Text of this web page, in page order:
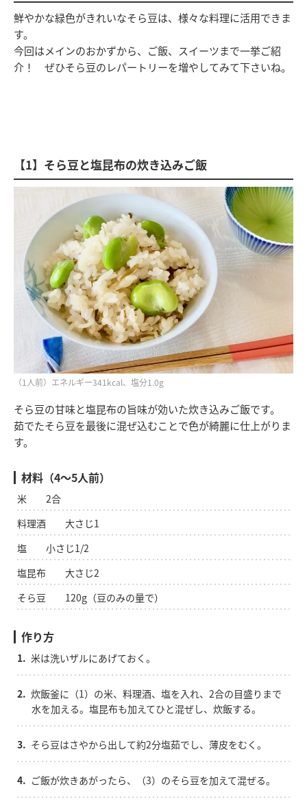
鮮やかな緑色がきれいなそら豆は、様々な料理に活用できま
す。
今回はメインのおかずから、ご飯、スイーツまで一挙ご紹
介！ ぜひそら豆のレパートリーを増やしてみて下さいね。
【1】そら豆と塩昆布の炊き込みご飯
（1人前）エネルギー341kcal、塩分1.0g
そら豆の甘味と塩昆布の旨味が効いた炊き込みご飯です。
茹でたそら豆を最後に混ぜ込むことで色が綺麗に仕上がりま
す。
材料（4～5人前）
米 2合
料理酒 大さじ1
塩 小さじ1/2
塩昆布 大さじ2
そら豆 120g（豆のみの量で）
作り方
1. 米は洗いザルにあげておく。
2. 炊飯釜に（1）の米、料理酒、塩を入れ、2合の目盛りまで
水を加える。塩昆布も加えてひと混ぜし、炊飯する。
3. そら豆はさやから出して約2分塩茹でし、薄皮をむく。
4. ご飯が炊きあがったら、（3）のそら豆を加えて混ぜる。